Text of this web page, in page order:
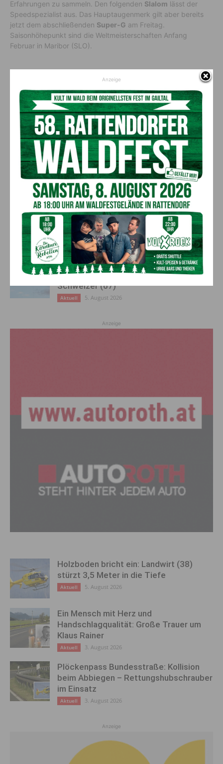
Erfahrungen zu sammeln. Den folgenden Slalom lässt der
Speedspezialist aus. Das Hauptaugenmerk gilt aber bereits
jetzt dem abschließenden Super-G am Freitag.
Saisonhöhepunkt sind die Weltmeisterschaften Anfang
Februar in Maribor (SLO).
500. Taschengeld-
Führerschein verliehen
Nächster Artikel
50- jähriges Jubiläum der
Operation am offenen Herzen
AKTUELLES
Kirchtag in St. Lorenzen
Aktuell 6. August 2026
50 Liter Kraftstoff ausgetreten:
Feuerwehreinsatz in Möderndorf
Aktuell 5. August 2026
Großeinsatz in Arnoldstein:
Grenzüberschreitende Suchaktion nach
Schweizer (67)
Aktuell 5. August 2026
Anzeige
Holzboden bricht ein: Landwirt (38)
stürzt 3,5 Meter in die Tiefe
Aktuell 5. August 2026
Ein Mensch mit Herz und
Handschlagqualität: Große Trauer um
Klaus Rainer
Aktuell 3. August 2026
Plöckenpass Bundesstraße: Kollision
beim Abbiegen – Rettungshubschrauber
im Einsatz
Aktuell 3. August 2026
Anzeige
Anzeige